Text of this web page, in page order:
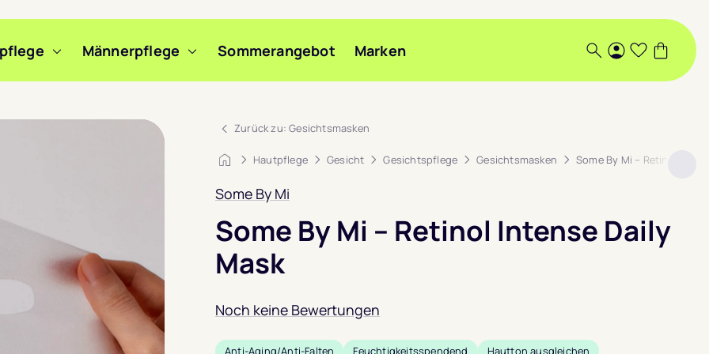
Männerpflege Sommerangebot Marken Suche
Login
Zurück zu: Gesichtsmasken
Startseite
Hautpflege Gesicht Gesichtspflege Gesichtsmasken Some By Mi – Retinol
Some By Mi
Some By Mi – Retinol Intense Daily
Mask
Noch keine Bewertungen
Anti-Aging/Anti-Falten Feuchtigkeitsspendend
Hautton ausgleichen